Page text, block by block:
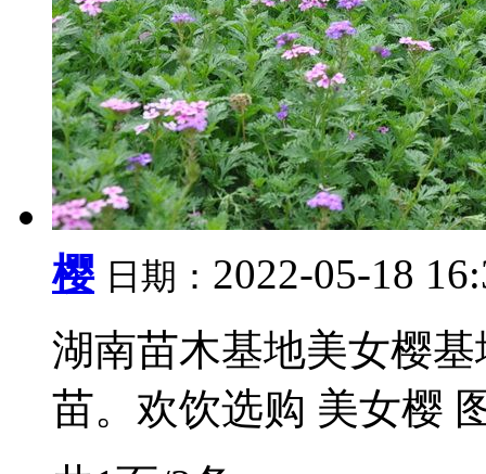
樱 日期： 2022-05-18
湖南苗木基地美女樱
苗。欢饮选购 美女樱